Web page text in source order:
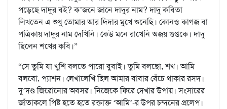
পড়েছে দাদুর বই? ক’জনে জানে দাদুর নাম? দাদু কবিতা
লিখতেন এ শুধু তোমার আর দিদার মুখে শুনেছি। কোনও কাগজ বা
পত্রিকায় দাদুর নাম দেখিনি। কেউ মনে রাখেনি অজয় গুপ্তকে। দাদু
ছিলেন শখের কবি।”
“সে তুমি যা খুশি বলতে পারো বুবাই। তুমি বলছো, শখ। আমি
বলবো, প্যাশন। লেখালেখি ছিল আমার বাবার বেঁচে থাকার রসদ।
দু’দণ্ড জিরোনোর অবসর। নিজেকে ফিরে দেখার উপায়। সংসারের
জাঁতাকলে পিষ্ট হতে হতে রক্তাক্ত ‘আমি’-র উপর চন্দনের প্রলেপ।